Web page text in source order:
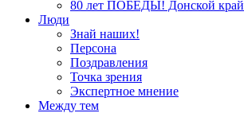
80 лет ПОБЕДЫ! Донской край
Люди
Знай наших!
Персона
Поздравления
Точка зрения
Экспертное мнение
Между тем